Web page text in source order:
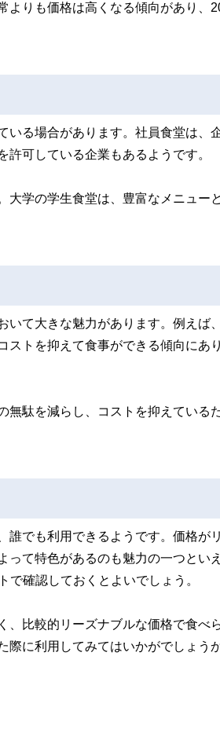
よりも価格は高くなる傾向があり、
いる場合があります。社員食堂は、
可している企業もあるようです。
大学の学生食堂は、豊富なメニュー
いて大きな魅力があります。例えば
トを抑えて食事ができる傾向にあ
無駄を減らし、コストを抑えている
誰でも利用できるようです。価格が
て特色があるのも魅力の一つとい
確認しておくとよいでしょう。
、比較的リーズナブルな価格で食べ
に利用してみてはいかがでしょうか